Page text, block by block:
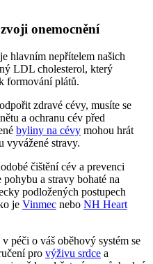
onemocnění
hlavním nepřítelem našich
LDL cholesterol, který
formování plátů.
zdravé cévy, musíte se
a ochranu cév před
byliny na cévy mohou hrát
vyvážené stravy.
čištění cév a prevenci
a stravy bohaté na
podložených postupech
je Vinmec nebo NH Heart
péči o váš oběhový systém se
pro výživu srdce a